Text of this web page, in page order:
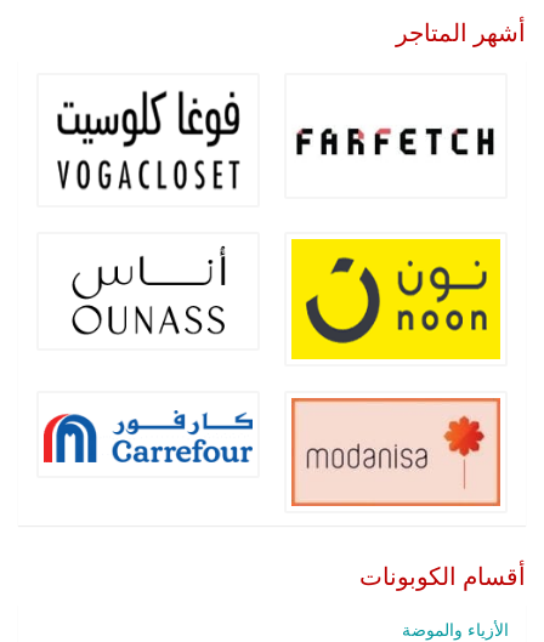
أشهر المتاجر
أقسام الكوبونات
الأزياء والموضة